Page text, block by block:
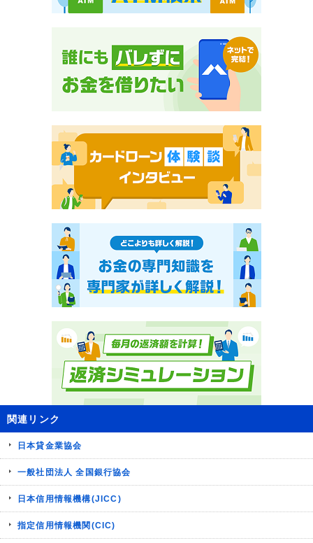
関連リンク
日本貸金業協会
一般社団法人 全国銀行協会
日本信用情報機構(JICC)
指定信用情報機関(CIC)